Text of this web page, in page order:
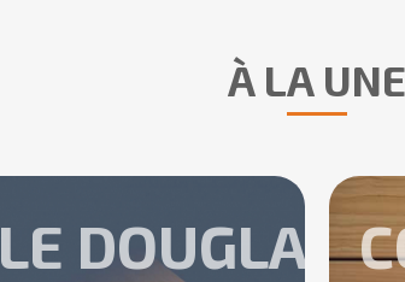
À LA UNE
LE DOUGLAS _